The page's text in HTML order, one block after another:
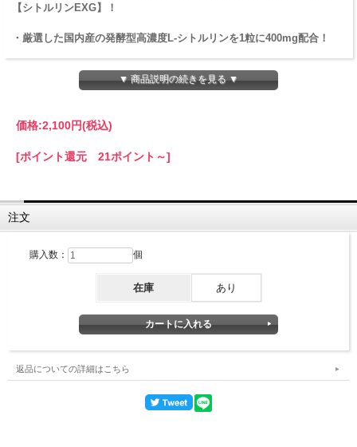
【シトルリンEXG】！
・厳選した国内産の発酵型高濃度L-シトルリンを1粒に400mg配合！
▼ 商品説明の続きを見る ▼
価格:2,100円(税込)
[ポイント還元 21ポイント～]
注文
購入数： 個
在庫 あり
返品についての詳細はこちら